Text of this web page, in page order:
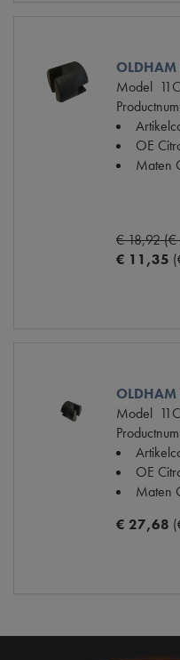
OLDHAM
Model
OE
Maten
€ 18,92 (€
€ 11,35
OLDHAM
Model
OE
Maten
€ 27,68